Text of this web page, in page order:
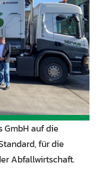
GmbH auf die
für die
Abfallwirtschaft.